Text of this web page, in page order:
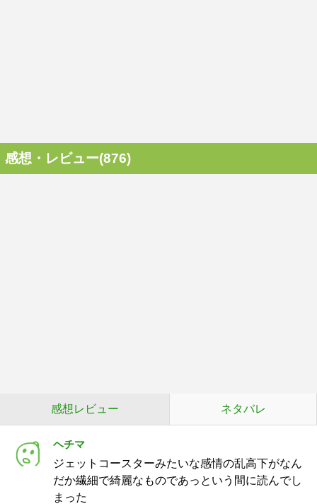
感想・レビュー(876)
感想レビュー ネタバレ
ヘチマ
ジェットコースターみたいな感情の乱高下がなん
だか繊細で綺麗なものであっという間に読んでし
まった